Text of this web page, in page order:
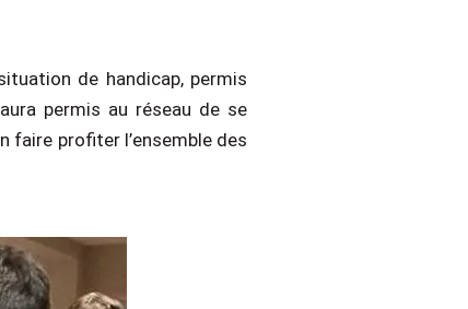
de handicap, permis
permis au réseau de se
faire profiter l’ensemble des